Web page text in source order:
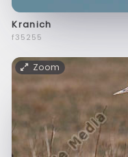
Kranich
f35255
Zoom